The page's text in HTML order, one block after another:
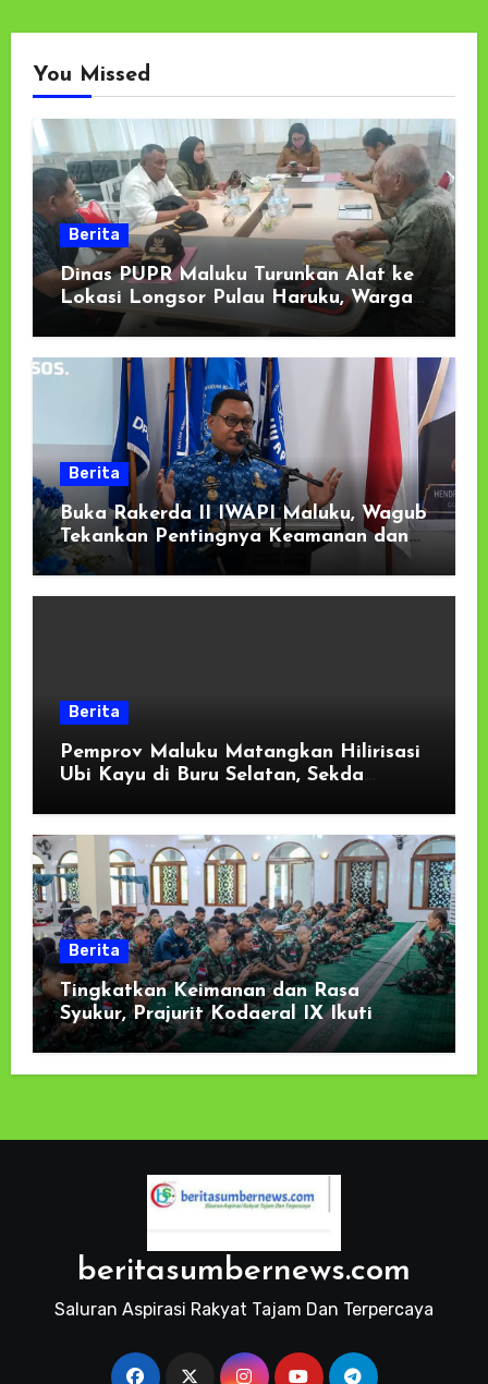
You Missed
Berita
Dinas PUPR Maluku Turunkan Alat ke
Lokasi Longsor Pulau Haruku, Warga
Oma dan Wassu Gelar Kerja Bakti
Berita
Buka Rakerda II IWAPI Maluku, Wagub
Tekankan Pentingnya Keamanan dan
Akses Perbankan bagi UMKM
Berita
Pemprov Maluku Matangkan Hilirisasi
Ubi Kayu di Buru Selatan, Sekda
Berita
Tingkatkan Keimanan dan Rasa
Syukur, Prajurit Kodaeral IX Ikuti
Kauseri Agama Secara Virtual
beritasumbernews.com
Saluran Aspirasi Rakyat Tajam Dan Terpercaya